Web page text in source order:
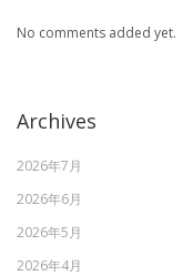
No comments added yet.
Archives
2026年7月
2026年6月
2026年5月
2026年4月